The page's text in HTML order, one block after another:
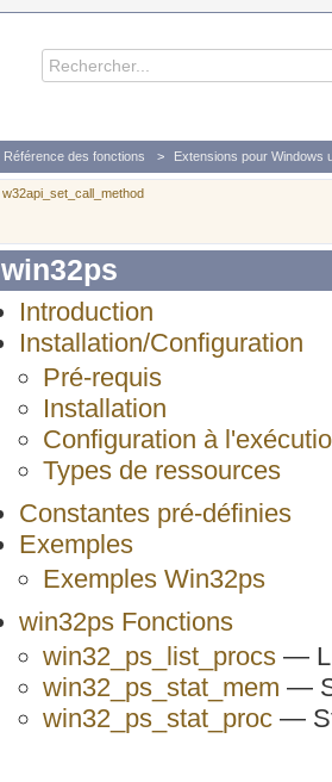
Référence des fonctions Extensions pour Windows
w32api_set_call_method
win32ps
Introduction
Installation/Configuration
Pré-requis
Installation
Configuration à
Types de ressources
Constantes pré-définies
Exemples
Exemples Win32ps
win32ps Fonctions
win32_ps_list_procs —
win32_ps_stat_mem —
win32_ps_stat_proc —